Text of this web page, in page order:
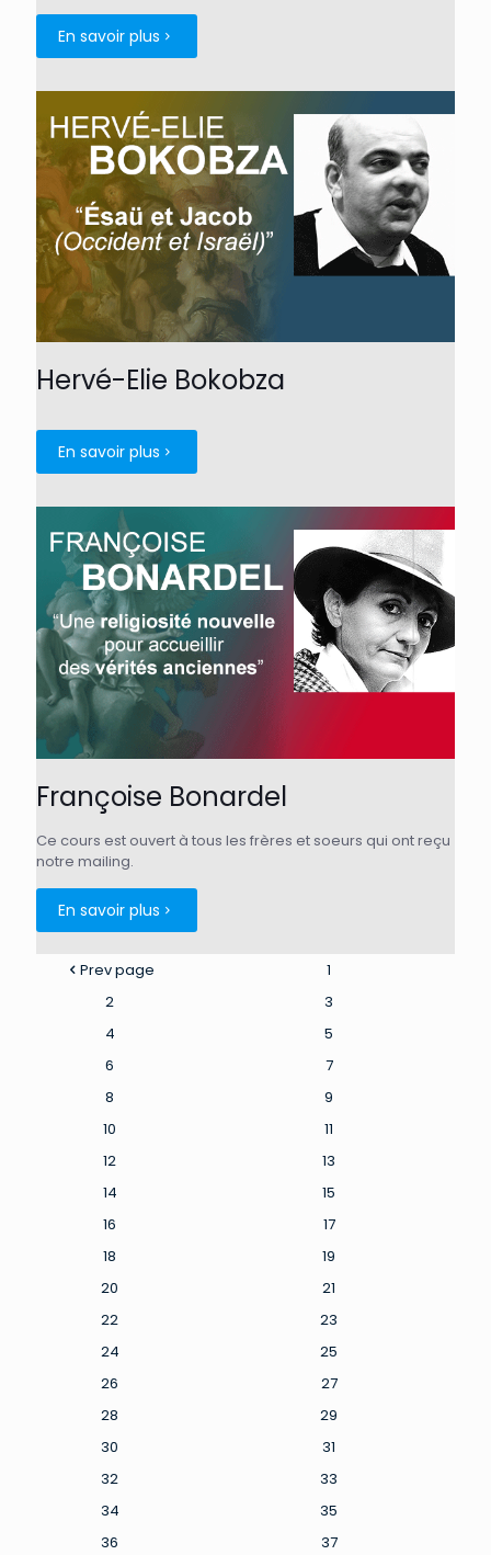
En savoir plus
Hervé-Elie Bokobza
En savoir plus
Françoise Bonardel
Ce cours est ouvert à tous les frères et soeurs qui ont reçu
notre mailing.
En savoir plus
Prev page
1
2
3
4
5
6
7
8
9
10
11
12
13
14
15
16
17
18
19
20
21
22
23
24
25
26
27
28
29
30
31
32
33
34
35
36
37